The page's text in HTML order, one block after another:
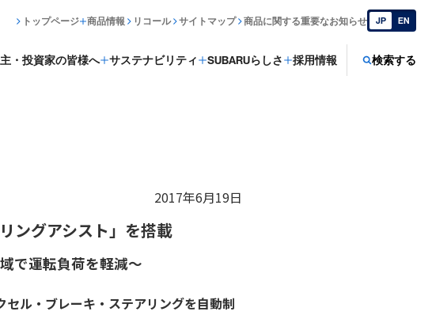
・投資家の皆様へ サステナビリティ SUBARUらしさ 採用情報 検索する
トップページ 商品情報 リコール サイトマップ 商品に関する重要なお知らせ JP EN
2017年6月19日
ングアシスト」を搭載
で運転負荷を軽減～
ル・ブレーキ・ステアリングを自動制